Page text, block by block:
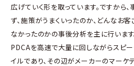
広げていく形を取っています。ですから
ず、施策がうまくいったのか、どんなお
なかったのかの事後分析を主に行います
PDCAを高速で大量に回しながらスピー
イルであり、その辺がメーカーのマーケ